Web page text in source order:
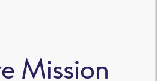
Mission